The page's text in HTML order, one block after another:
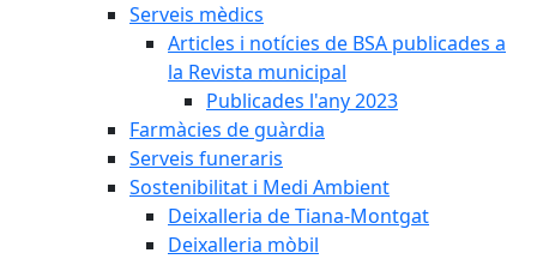
Serveis mèdics
Articles i notícies de BSA publicades a
la Revista municipal
Publicades l'any 2023
Farmàcies de guàrdia
Serveis funeraris
Sostenibilitat i Medi Ambient
Deixalleria de Tiana-Montgat
Deixalleria mòbil